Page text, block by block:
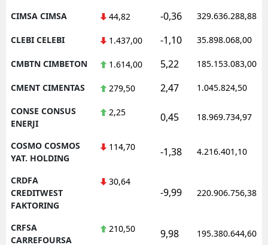
CIMSA CIMSA 44,82 -0,36 329.636.288,88
CLEBI CELEBI 1.437,00 -1,10 35.898.068,00
CMBTN CIMBETON 1.614,00 5,22 185.153.083,00
CMENT CIMENTAS 279,50 2,47 1.045.824,50
CONSE CONSUS
ENERJI
2,25 0,45 18.969.734,97
COSMO COSMOS
YAT. HOLDING
114,70 -1,38 4.216.401,10
CRDFA
CREDITWEST
FAKTORING
30,64
-9,99 220.906.756,38
CRFSA
CARREFOURSA
210,50 9,98 195.380.644,60